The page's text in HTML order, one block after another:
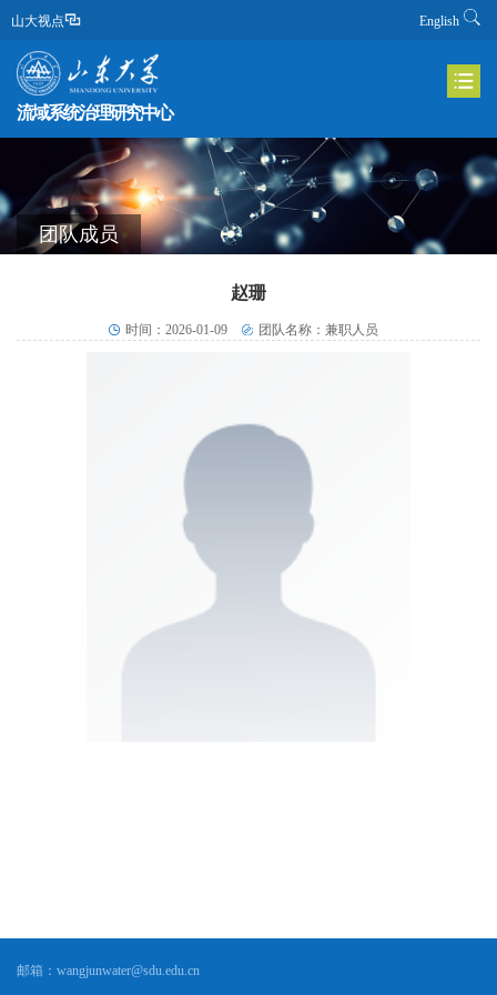
English
山大视点
流域系统治理研究中心
团队成员
赵珊
时间：2026-01-09 团队名称：兼职人员
邮箱： wangjunwater@sdu.edu.cn